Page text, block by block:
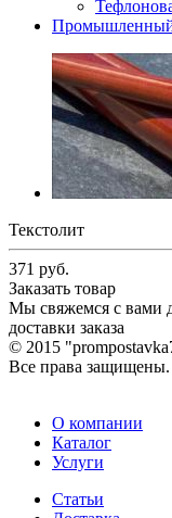
Текстолит
371 руб.
Заказать товар
Мы свяжемся с вами
доставки заказа
© 2015
Все права защищены.
О компании
Каталог
Услуги
Статьи